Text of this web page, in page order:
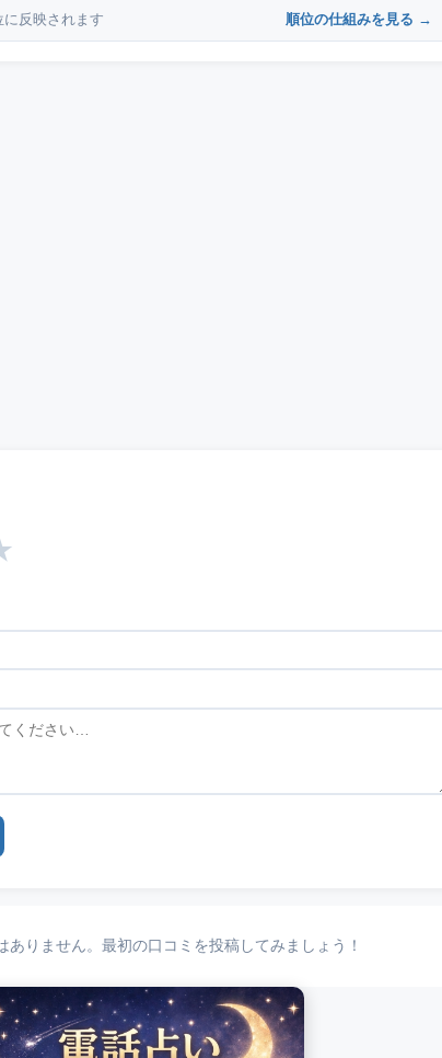
反映されます 順位の仕組みを見る →
ありません。最初の口コミを投稿してみましょう！